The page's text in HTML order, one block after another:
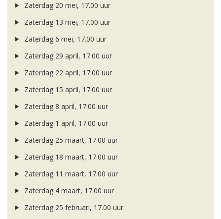
Zaterdag 20 mei, 17.00 uur
Zaterdag 13 mei, 17.00 uur
Zaterdag 6 mei, 17.00 uur
Zaterdag 29 april, 17.00 uur
Zaterdag 22 april, 17.00 uur
Zaterdag 15 april, 17.00 uur
Zaterdag 8 april, 17.00 uur
Zaterdag 1 april, 17.00 uur
Zaterdag 25 maart, 17.00 uur
Zaterdag 18 maart, 17.00 uur
Zaterdag 11 maart, 17.00 uur
Zaterdag 4 maart, 17.00 uur
Zaterdag 25 februari, 17.00 uur